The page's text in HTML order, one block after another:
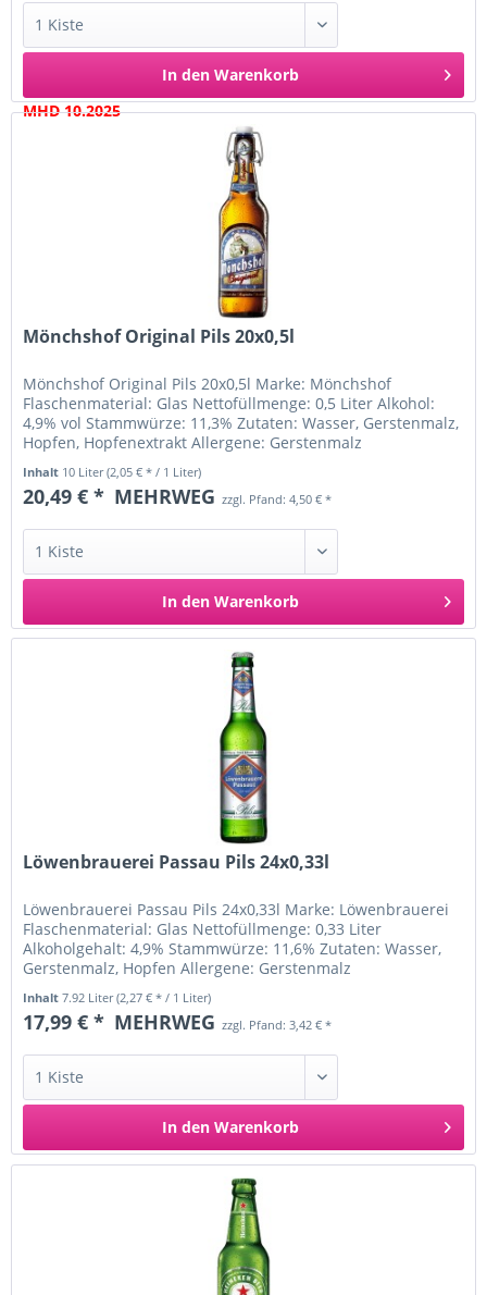
In den Warenkorb
MHD 10.2025
Mönchshof Original Pils 20x0,5l
Mönchshof Original Pils 20x0,5l Marke: Mönchshof
Flaschenmaterial: Glas Nettofüllmenge: 0,5 Liter Alkohol:
4,9% vol Stammwürze: 11,3% Zutaten: Wasser, Gerstenmalz,
Hopfen, Hopfenextrakt Allergene: Gerstenmalz
Inhalt 10 Liter(2,05 € * / 1 Liter)
20,49 € * MEHRWEG zzgl. Pfand: 4,50 € *
In den Warenkorb
Löwenbrauerei Passau Pils 24x0,33l
Löwenbrauerei Passau Pils 24x0,33l Marke: Löwenbrauerei
Flaschenmaterial: Glas Nettofüllmenge: 0,33 Liter
Alkoholgehalt: 4,9% Stammwürze: 11,6% Zutaten: Wasser,
Gerstenmalz, Hopfen Allergene: Gerstenmalz
Inhalt7.92 Liter(2,27 € * / 1 Liter)
17,99 € * MEHRWEG zzgl. Pfand: 3,42 € *
In den Warenkorb